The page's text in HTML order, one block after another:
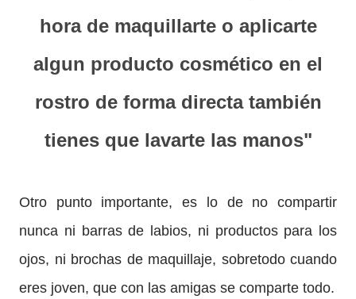
hora de maquillarte o aplicarte
algun producto cosmético en el
rostro de forma directa también
tienes que lavarte las manos"
Otro punto importante, es lo de no compartir
nunca ni barras de labios, ni productos para los
ojos, ni brochas de maquillaje, sobretodo cuando
eres joven, que con las amigas se comparte todo.